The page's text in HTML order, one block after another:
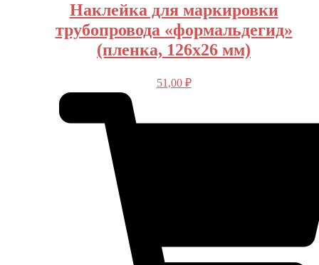
Наклейка для маркировки
трубопровода «формальдегид»
(пленка, 126х26 мм)
51,00 ₽